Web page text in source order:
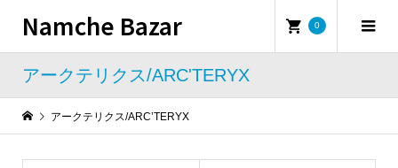
Namche Bazar 0
アークテリクス/ARC'TERYX
アークテリクス/ARC’TERYX